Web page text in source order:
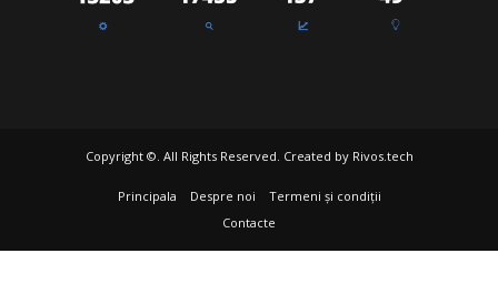
Copyright ©. All Rights Reserved. Created by Rivos.tech
Principala Despre noi
Termeni și condiții
Contacte